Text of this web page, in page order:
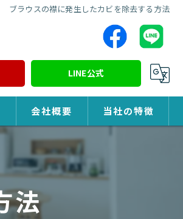
ブラウスの襟に発生したカビを除去する方法
LINE公式
会社概要 当社の特徴
除カビ
法